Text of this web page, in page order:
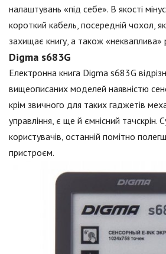
налаштувань «під себе». В якості
короткий кабель, посередній чохол,
захищає книгу, а також
Digma s683G
Електронна книга Digma s683G
вищеописаних моделей наявністю
крім звичного для таких гаджетів
управління, є ще й ємнісний тачскрін.
користувачів, останній помітно
пристроєм.